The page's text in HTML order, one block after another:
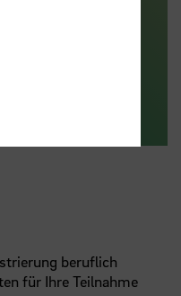
beruflich
für Ihre Teilnahme